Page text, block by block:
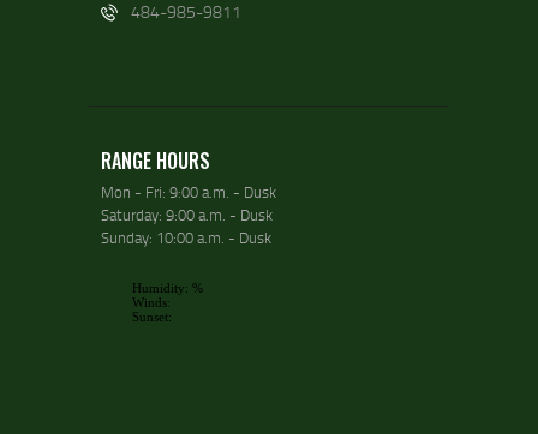
484-985-9811
RANGE HOURS
Mon - Fri: 9:00 a.m. - Dusk
Saturday: 9:00 a.m. - Dusk
Sunday: 10:00 a.m. - Dusk